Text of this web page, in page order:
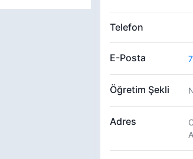
Telefon
E-Posta
Öğretim Şekli
Adres